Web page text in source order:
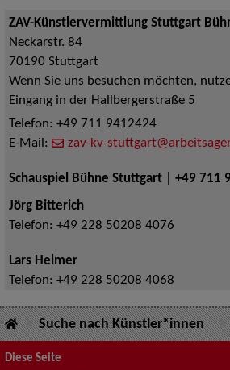
ZAV-Künstlervermittlung Stuttgart
Neckarstr. 84
70190 Stuttgart
Wenn Sie uns besuchen möchten,
Eingang in der Hallbergerstraße 5
Telefon: +49 711 9412424
E-Mail:
zav-kv-
Schauspiel Bühne Stuttgart | +49 711
Jörg Bitterich
Telefon: +49 228 50208 4076
Lars Helmer
Telefon: +49 228 50208 4068
Suche nach Künstler*innen
Diese Seite